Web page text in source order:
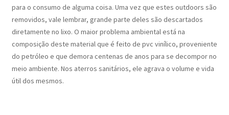
para o consumo de alguma coisa. Uma vez que estes outdoors são
removidos, vale lembrar, grande parte deles são descartados
diretamente no lixo. O maior problema ambiental está na
composição deste material que é feito de pvc vinílico, proveniente
do petróleo e que demora centenas de anos para se decompor no
meio ambiente. Nos aterros sanitários, ele agrava o volume e vida
útil dos mesmos.